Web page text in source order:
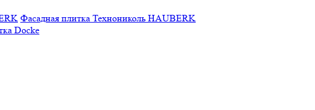
Фасадная плитка Технониколь HAUBERK
Docke